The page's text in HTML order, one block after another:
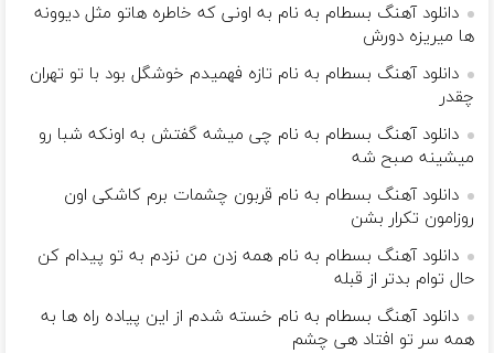
دانلود آهنگ بسطام به نام به اونی که خاطره هاتو مثل دیوونه
ها میریزه دورش
دانلود آهنگ بسطام به نام تازه فهمیدم خوشگل بود با تو تهران
چقدر
دانلود آهنگ بسطام به نام چی میشه گفتش به اونکه شبا رو
میشینه صبح شه
دانلود آهنگ بسطام به نام قربون چشمات برم کاشکی اون
روزامون تکرار بشن
دانلود آهنگ بسطام به نام همه زدن من نزدم به تو پیدام کن
حال توام بدتر از قبله
دانلود آهنگ بسطام به نام خسته شدم از این پیاده راه ها به
همه سر تو افتاد هی چشم